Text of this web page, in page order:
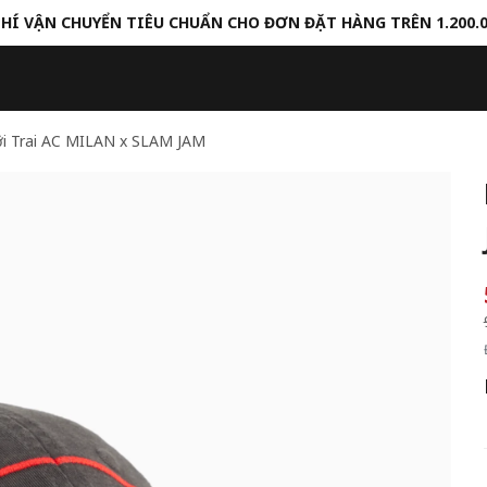
VẬN CHUYỂN TIÊU CHUẨN CHO ĐƠN ĐẶT HÀNG TRÊN
Trai AC MILAN x SLAM JAM